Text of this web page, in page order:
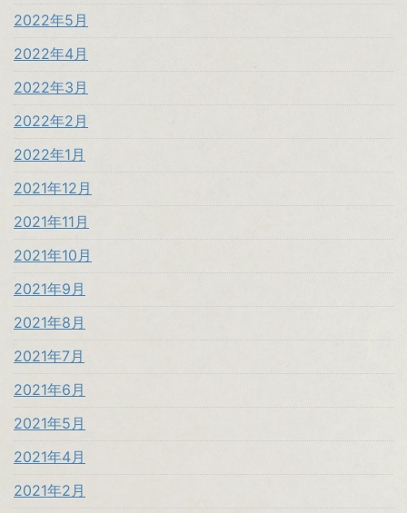
2022年5月
2022年4月
2022年3月
2022年2月
2022年1月
2021年12月
2021年11月
2021年10月
2021年9月
2021年8月
2021年7月
2021年6月
2021年5月
2021年4月
2021年2月